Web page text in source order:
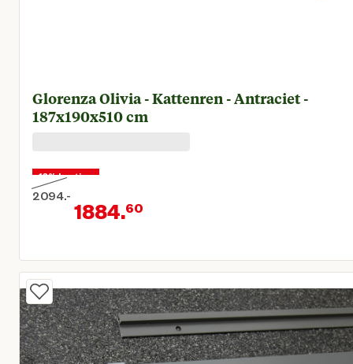
Glorenza Olivia - Kattenren - Antraciet -
187x190x510 cm
10% korting
2094.-
Oorspronkelijke prijs € 2.094,00
1884.60
Huidige prijs €